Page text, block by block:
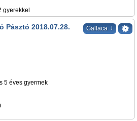
gyerekkel
Gallaca ↓
Pásztó 2018.07.28.
5 éves gyermek